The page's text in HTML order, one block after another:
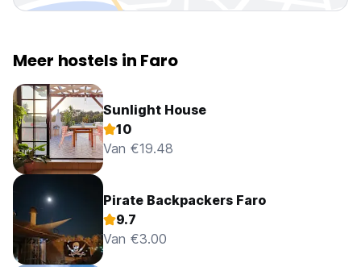
plezierige en leuke sfeer voor onze gasten te creëren en
zich aan onze regels houden en de gemeenschap helpen
gezegd hebbende, hebben we veel plezier en moedigen
we onze gasten aan hetzelfde te doen! (Auto-translated
from original language)
Meer hostels in Faro
Sunlight House
10
Van €19.48
Pirate Backpackers Faro
9.7
Van €3.00